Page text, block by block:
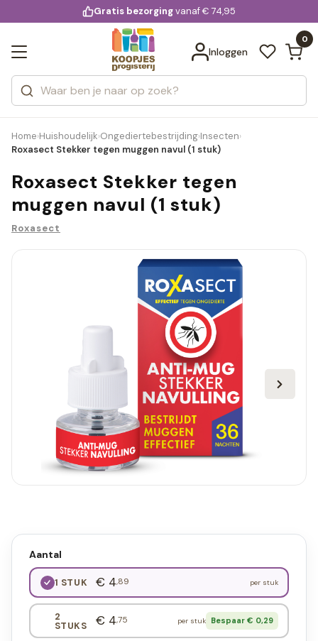
voor 20:00 uur besteld
Gratis bezorgingvanaf € 74,95
Inloggen
0
Zoeken
Categorieën
Merken
Bekijk alle resultaten
Home›Huishoudelijk›Ongediertebestrijding›Insecten›
Roxasect Stekker tegen muggen navul (1 stuk)
Roxasect Stekker tegen
muggen navul (1 stuk)
Roxasect
Aantal
1 STUK € 4,89 per stuk
2
STUKS € 4,75 per stuk Bespaar € 0,29